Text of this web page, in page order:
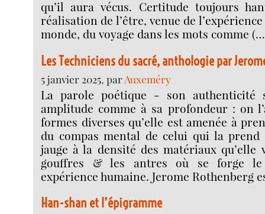
qu’il aura vécus. Certitude toujours
réalisation de l’être, venue de
monde, du voyage dans les mots comme
Les Techniciens du sacré, anthologie par
5 janvier 2025, parAuxeméry
La parole poétique - son authenticité
amplitude comme à sa profondeur : on
formes diverses qu’elle est amenée à
du compas mental de celui qui la
jauge à la densité des matériaux qu’elle
gouffres & les antres où se forge
expérience humaine. Jerome Rothenberg
Han-shan et l’épigramme